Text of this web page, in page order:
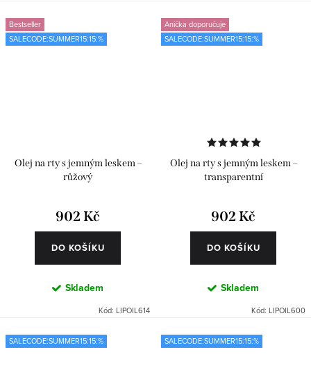
Bestseller
SALECODE:SUMMER15:15:%
Olej na rty s jemným leskem –
růžový
902 Kč
DO KOŠÍKU
Skladem
Kód: LIPOIL614
Anička doporučuje
SALECODE:SUMMER15:15:%
Olej na rty s jemným leskem –
transparentní
902 Kč
DO KOŠÍKU
Skladem
Kód: LIPOIL600
SALECODE:SUMMER15:15:% SALECODE:SUMMER15:15:%